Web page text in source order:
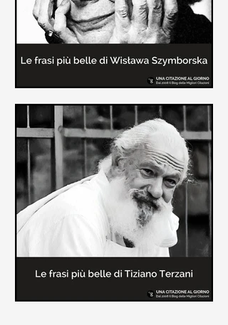
Le frasi più belle delle poesie di
Wisława Szymborska
In questa pagina sono raccolte le
migliori frasi brevi tratte dalle poesie
di Wisława Szymborska sull'amore e
sulla vita